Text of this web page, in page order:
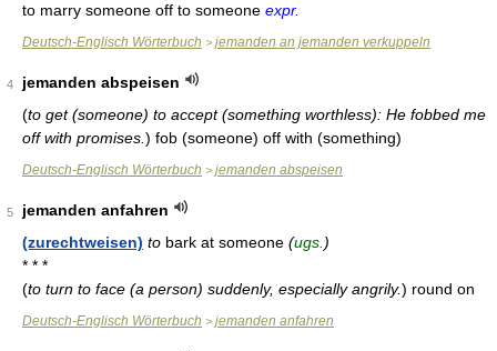
to marry someone off to someone expr.
Deutsch-Englisch Wörterbuch > jemanden an jemanden verkuppeln
4
jemanden abspeisen
(to get (someone) to accept (something worthless): He fobbed me
off with promises. ) fob (someone) off with (something)
Deutsch-Englisch Wörterbuch > jemanden abspeisen
5
jemanden anfahren
(zurechtweisen) to bark at someone (ugs. )
* * *
(to turn to face (a person) suddenly, especially angrily.) round on
Deutsch-Englisch Wörterbuch > jemanden anfahren